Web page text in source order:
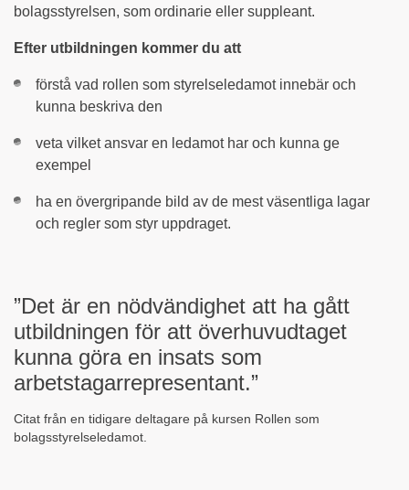
bolagsstyrelsen, som ordinarie eller suppleant.
Efter utbildningen kommer du att
förstå vad rollen som styrelseledamot innebär och
kunna beskriva den
veta vilket ansvar en ledamot har och kunna ge
exempel
ha en övergripande bild av de mest väsentliga lagar
och regler som styr uppdraget.
”Det är en nödvändighet att ha gått
utbildningen för att överhuvudtaget
kunna göra en insats som
arbetstagarrepresentant.”
Citat från en tidigare deltagare på kursen Rollen som
bolagsstyrelseledamot.